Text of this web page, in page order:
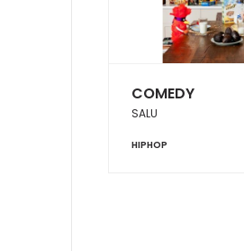
COMEDY
SALU
HIPHOP